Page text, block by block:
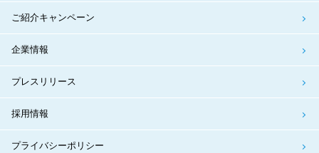
ご紹介キャンペーン
企業情報
プレスリリース
採用情報
プライバシーポリシー